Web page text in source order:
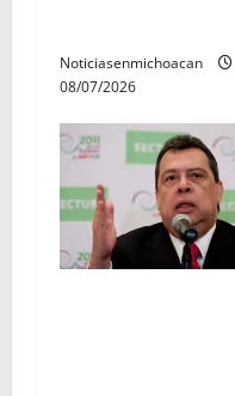
Noticiasenmichoacan
08/07/2026